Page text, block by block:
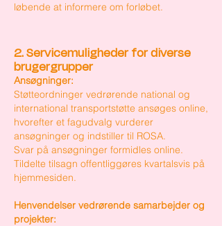
løbende at informere om forløbet.
2. Servicemuligheder for diverse
brugergrupper
Ansøgninger:
Støtteordninger vedrørende national og
international transportstøtte ansøges online,
hvorefter et fagudvalg vurderer
ansøgninger og indstiller til ROSA.
Svar på ansøgninger formidles online.
Tildelte tilsagn offentliggøres kvartalsvis på
hjemmesiden.
Henvendelser vedrørende samarbejder og
projekter: